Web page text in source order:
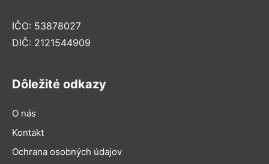
IČO: 53878027
DIČ: 2121544909
Dôležité odkazy
O nás
Kontakt
Ochrana osobných údajov